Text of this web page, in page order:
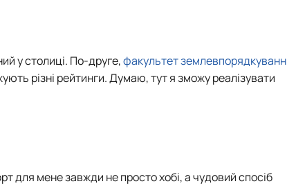
у столиці. По-друге,факультет землевпорядкуванн
різні рейтинги. Думаю, тут я зможу реалізувати
для мене завжди не просто хобі, а чудовий спосіб